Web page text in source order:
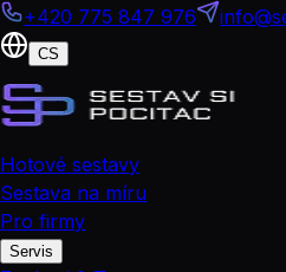
+420 775 847 976
CS
Hotové sestavy
Sestava na míru
Pro firmy
Servis